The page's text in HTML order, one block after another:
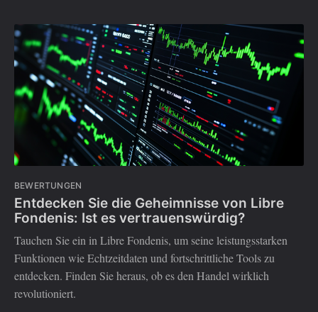
BEWERTUNGEN
Entdecken Sie die Geheimnisse von Libre
Fondenis: Ist es vertrauenswürdig?
Tauchen Sie ein in Libre Fondenis, um seine leistungsstarken
Funktionen wie Echtzeitdaten und fortschrittliche Tools zu
entdecken. Finden Sie heraus, ob es den Handel wirklich
revolutioniert.